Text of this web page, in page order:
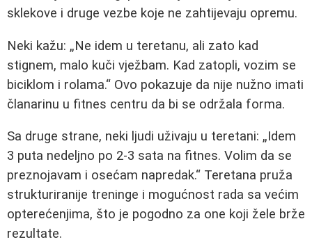
sklekove i druge vezbe koje ne zahtijevaju opremu.
Neki kažu:
Ne idem u teretanu, ali zato kad
stignem, malo kuči vježbam. Kad zatopli, vozim se
biciklom i rolama. Ovo pokazuje da nije nužno imati
članarinu u fitnes centru da bi se održala forma.
Sa druge strane, neki ljudi uživaju u teretani:
Idem
3 puta nedeljno po 2-3 sata na fitnes. Volim da se
preznojavam i osećam napredak. Teretana pruža
strukturiranije treninge i mogućnost rada sa većim
opterećenjima, što je pogodno za one koji žele brže
rezultate.